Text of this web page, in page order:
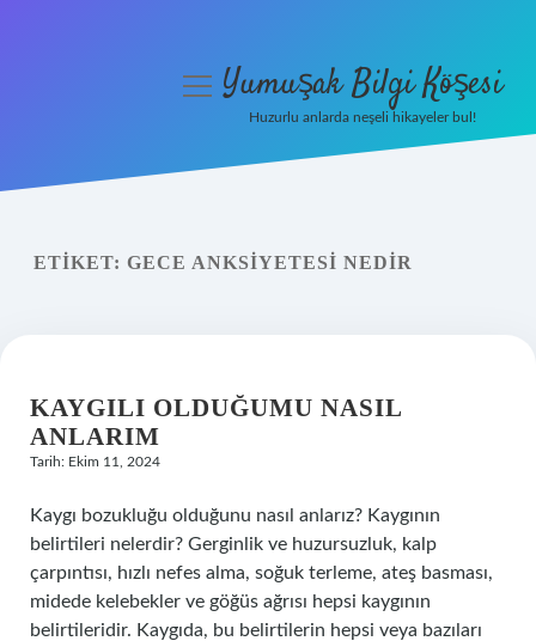
Yasal Uyarı
menüyüYumuşak Bilgi Köşesi
Huzurlu anlarda neşeli hikayeler bul!
ETIKET: GECE ANKSIYETESI NEDIR
KAYGILI OLDUĞUMU NASIL
ANLARIM
Tarih: Ekim 11, 2024
Kaygı bozukluğu olduğunu nasıl anlarız? Kaygının
belirtileri nelerdir? Gerginlik ve huzursuzluk, kalp
çarpıntısı, hızlı nefes alma, soğuk terleme, ateş basması,
midede kelebekler ve göğüs ağrısı hepsi kaygının
belirtileridir. Kaygıda, bu belirtilerin hepsi veya bazıları